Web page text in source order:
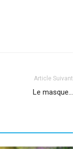
Article Suivant
Le masque…